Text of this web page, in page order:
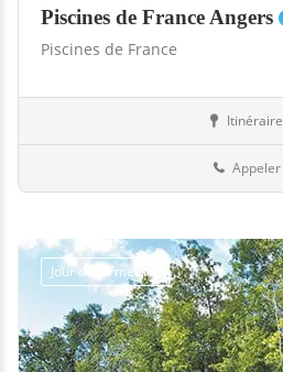
Piscines de France Angers
Piscines de France
Itinéraire
Appeler
Jour de fermeture